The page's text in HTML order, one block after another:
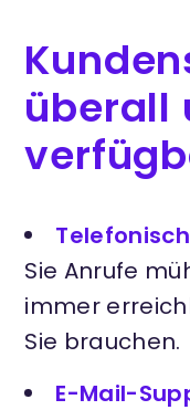
überall
Sie Anrufe
immer
Sie brauchen.
E-Mail-